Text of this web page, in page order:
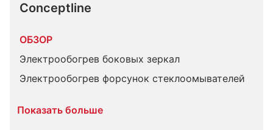
Conceptline
ОБЗОР
Электрообогрев боковых зеркал
Электрообогрев форсунок стеклоомывателей
Показать больше